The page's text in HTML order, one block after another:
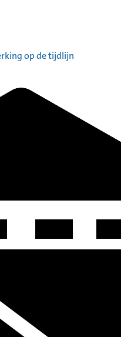
op de tijdlijn